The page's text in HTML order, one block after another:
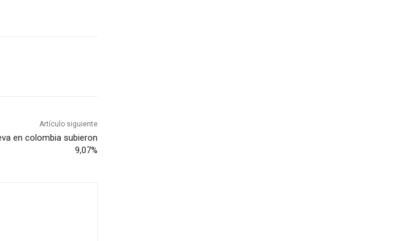
Artículo siguiente
en colombia subieron
9,07%